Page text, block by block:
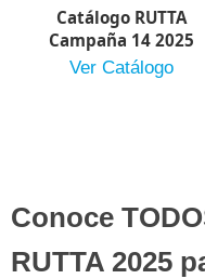
Catálogo RUTTA
Campaña 14 2025
Ver Catálogo
Conoce
RUTTA 2025